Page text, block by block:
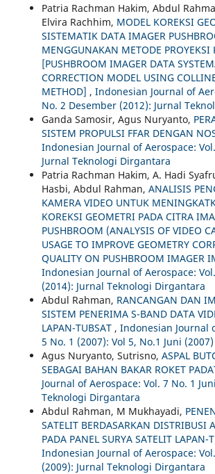
Patria Rachman Hakim, Abdul
Elvira Rachhim, MODEL KOREKSI
SISTEMATIK DATA IMAGER
MENGGUNAKAN METODE PROYEKSI
[PUSHBROOM IMAGER DATA
CORRECTION MODEL USING
METHOD] , Indonesian Journal of
No. 2 Desember (2012): Jurnal
Ganda Samosir, Agus Nuryanto,
SISTEM PROPULSI FFAR DENGAN
Indonesian Journal of Aerospace:
Jurnal Teknologi Dirgantara
Patria Rachman Hakim, A. Hadi
Hasbi, Abdul Rahman, ANALISIS
KAMERA VIDEO UNTUK
KOREKSI GEOMETRI PADA CITRA
PUSHBROOM (ANALYSIS OF VIDEO
USAGE TO IMPROVE GEOMETRY
QUALITY ON PUSHBROOM IMAGER
Indonesian Journal of Aerospace:
(2014): Jurnal Teknologi Dirgantara
Abdul Rahman, RANCANGAN DAN
SISTEM PENERIMA S-BAND DATA
LAPAN-TUBSAT , Indonesian Journal
5 No. 1 (2007): Vol 5, No.1 Juni (2007)
Agus Nuryanto, Sutrisno, ASPAL
SEBAGAI BAHAN BAKAR ROKET
Journal of Aerospace: Vol. 7 No. 1
Teknologi Dirgantara
Abdul Rahman, M Mukhayadi,
SATELIT BERDASARKAN DISTRIBUSI
PADA PANEL SURYA SATELIT LAPAN-
Indonesian Journal of Aerospace:
(2009): Jurnal Teknologi Dirgantara